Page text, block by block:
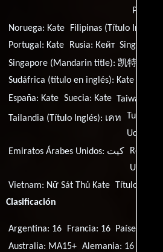
Países
Noruega: Kate Filipinas (Título Inglés):
Portugal: Kate Rusia: Кейт Singapur
Singapore (Mandarin title):凯特
Sudáfrica (título en inglés): Kate
España: Kate Suecia: Kate Taiwán:
Tailandia (Título Inglés): เคท Turquía
Ucrania:
Emiratos Árabes Unidos: كيت Reino
Vietnam: Nữ Sát Thủ Kate Título
Clasificación
Argentina: 16 Francia: 16 Países
Australia: MA15+ Alemania: 16